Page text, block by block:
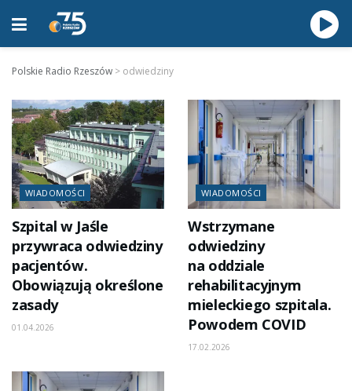
Polskie Radio Rzeszów > odwiedziny
WIADOMOŚCI
Szpital w Jaśle
przywraca odwiedziny
pacjentów.
Obowiązują określone
zasady
01.04.2026
WIADOMOŚCI
Wstrzymane
odwiedziny
na oddziale
rehabilitacyjnym
mieleckiego szpitala.
Powodem COVID
17.02.2026